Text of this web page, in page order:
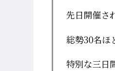
先日開催さ
総勢30名ほ
特別な三日